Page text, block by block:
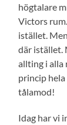
högtalare
Victors
istället.
där istället.
allting i alla
princip
tålamod!
Idag har vi